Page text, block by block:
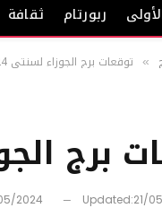
ربورتام ثقافة
» توقعات برج الجوزاء لسنتي 2024 ــ 2025
الجوزاء
2024 Updated:21/